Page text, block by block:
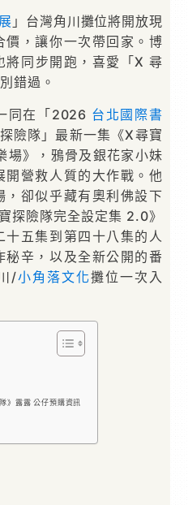
」台灣角川攤位將開放現
，讓你一次帶回家。博
將同步開跑，喜愛「X 尋
錯過。
同在「2026 台北國際書
險隊」最新一集《X尋寶
場》，鴉骨及銀花家小妹
營救人質的大作戰。他
卻似乎藏有奧利佛設下
探險隊完全設定集 2.0》
五集到第四十八集的人
辛，以及全新公開的番
/小角落文化攤位一次入
》露露 公仔預購資訊